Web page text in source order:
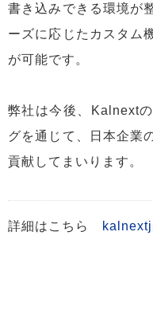
書き込みできる環境が
ーズに応じたカスタム
が可能です。
弊社は今後、Kalnext
グを通じて、日本企業
貢献してまいります。
詳細はこちら